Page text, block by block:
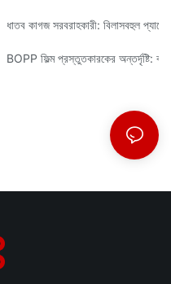
কাছ থেকে অন্তর্দৃষ্টি
ধাতব কাগজ সরবরাহকারী: বিলাসবহুল
নির্বাচন করা কেন গুরুত্বপূর্ণ
BOPP ফিল্ম প্রস্তুতকারকের অন্তর্দৃষ্টি: